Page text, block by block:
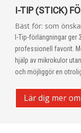
I-TIP (STICK)
Bäst för: som
I-Tip-förlängningar ger
professionell favorit.
hjälp av mikrokulor
och möjliggör en
Lär dig mer